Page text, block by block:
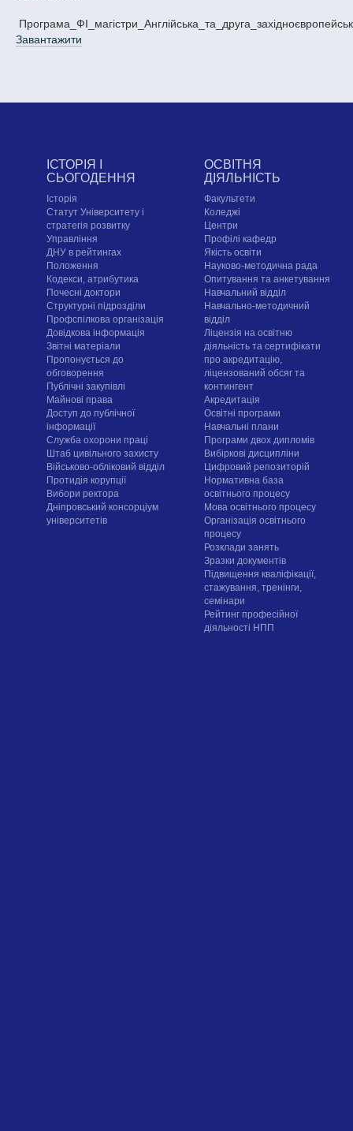
Завантажити
ІСТОРІЯ І
СЬОГОДЕННЯ
Історія
Статут Університету і
стратегія розвитку
Управління
ДНУ в рейтингах
Положення
Кодекси, атрибутика
Почесні доктори
Структурні підрозділи
Профспілкова організація
Довідкова інформація
Звітні матеріали
Пропонується до
обговорення
Публічні закупівлі
Майнові права
Доступ до публічної
інформації
Служба охорони праці
Штаб цивільного захисту
Військово-обліковий відділ
Протидія корупції
Вибори ректора
Дніпровський консорціум
університетів
ОСВІТНЯ
ДІЯЛЬНІСТЬ
Факультети
Коледжі
Центри
Профілі кафедр
Якість освіти
Науково-методична рада
Опитування та анкетування
Навчальний відділ
Навчально-методичний
відділ
Ліцензія на освітню
діяльність та сертифікати
про акредитацію,
ліцензований обсяг та
контингент
Акредитація
Освітні програми
Навчальні плани
Програми двох дипломів
Вибіркові дисципліни
Цифровий репозиторій
Нормативна база
освітнього процесу
Мова освітнього процесу
Організація освітнього
процесу
Розклади занять
Зразки документів
Підвищення кваліфікації,
стажування, тренінги,
семінари
Рейтинг професійної
діяльності НПП